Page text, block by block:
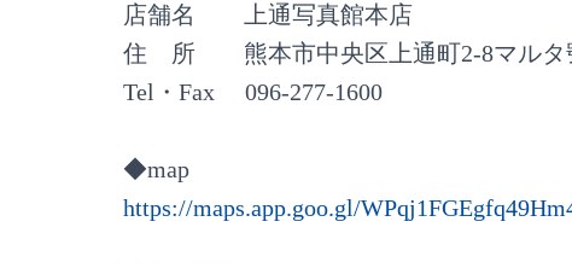
店舗名 上通写真館本店
住 所 熊本市中央区上通町2-8マルタ
Tel・Fax 096-277-1600⠀
◆map
https://maps.app.goo.gl/